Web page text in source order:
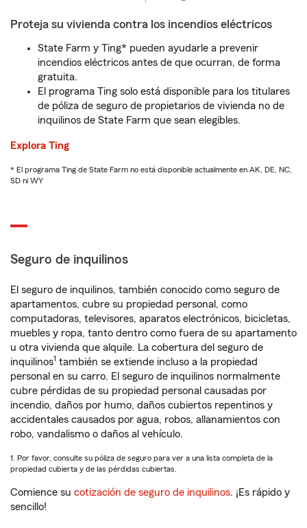
Proteja su vivienda contra los incendios eléctricos
State Farm y Ting* pueden ayudarle a prevenir
incendios eléctricos antes de que ocurran, de forma
gratuita.
El programa Ting solo está disponible para los titulares
de póliza de seguro de propietarios de vivienda no de
inquilinos de State Farm que sean elegibles.
Explora Ting
* El programa Ting de State Farm no está disponible actualmente en AK, DE, NC,
SD ni WY
Seguro de inquilinos
El seguro de inquilinos, también conocido como seguro de
apartamentos, cubre su propiedad personal, como
computadoras, televisores, aparatos electrónicos, bicicletas,
muebles y ropa, tanto dentro como fuera de su apartamento
u otra vivienda que alquile. La cobertura del seguro de
inquilinos1 también se extiende incluso a la propiedad
personal en su carro. El seguro de inquilinos normalmente
cubre pérdidas de su propiedad personal causadas por
incendio, daños por humo, daños cubiertos repentinos y
accidentales causados por agua, robos, allanamientos con
robo, vandalismo o daños al vehículo.
1. Por favor, consulte su póliza de seguro para ver a una lista completa de la
propiedad cubierta y de las pérdidas cubiertas.
Comience su cotización de seguro de inquilinos. ¡Es rápido y
sencillo!